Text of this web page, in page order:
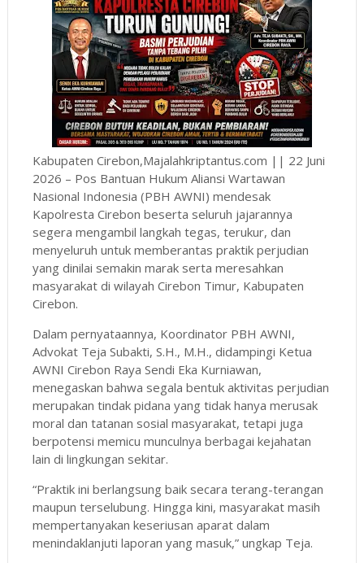
Kabupaten Cirebon,Majalahkriptantus.com || 22 Juni
2026 – Pos Bantuan Hukum Aliansi Wartawan
Nasional Indonesia (PBH AWNI) mendesak
Kapolresta Cirebon beserta seluruh jajarannya
segera mengambil langkah tegas, terukur, dan
menyeluruh untuk memberantas praktik perjudian
yang dinilai semakin marak serta meresahkan
masyarakat di wilayah Cirebon Timur, Kabupaten
Cirebon.
Dalam pernyataannya, Koordinator PBH AWNI,
Advokat Teja Subakti, S.H., M.H., didampingi Ketua
AWNI Cirebon Raya Sendi Eka Kurniawan,
menegaskan bahwa segala bentuk aktivitas perjudian
merupakan tindak pidana yang tidak hanya merusak
moral dan tatanan sosial masyarakat, tetapi juga
berpotensi memicu munculnya berbagai kejahatan
lain di lingkungan sekitar.
“Praktik ini berlangsung baik secara terang-terangan
maupun terselubung. Hingga kini, masyarakat masih
mempertanyakan keseriusan aparat dalam
menindaklanjuti laporan yang masuk,” ungkap Teja.